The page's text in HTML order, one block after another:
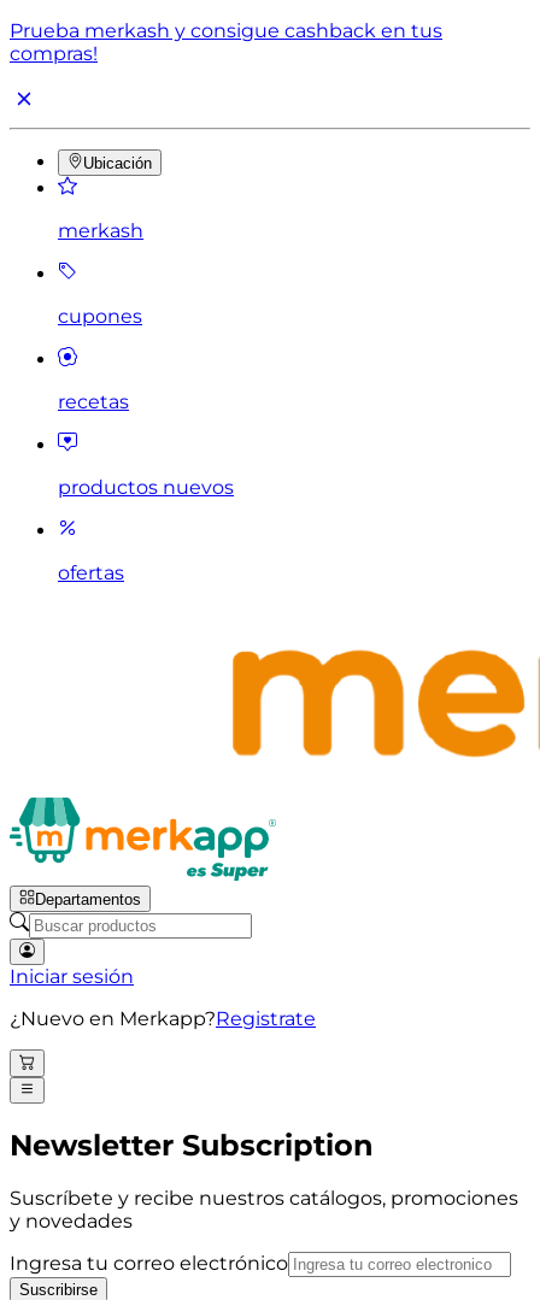
Prueba merkash y consigue cashback en tus
compras!
Ubicación
merkash
cupones
recetas
productos nuevos
ofertas
Departamentos
Iniciar sesión
¿Nuevo en Merkapp?Registrate
Newsletter Subscription
Suscríbete y recibe nuestros catálogos, promociones
y novedades
Ingresa tu correo electrónico
Suscribirse